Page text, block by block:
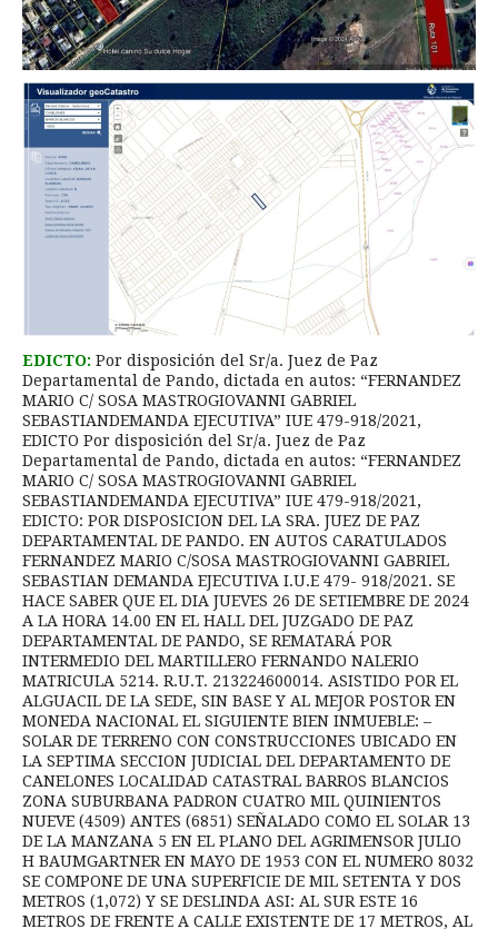
EDICTO: Por disposición del Sr/a. Juez de Paz
Departamental de Pando, dictada en autos: “FERNANDEZ
MARIO C/ SOSA MASTROGIOVANNI GABRIEL
SEBASTIANDEMANDA EJECUTIVA” IUE 479-918/2021,
EDICTO Por disposición del Sr/a. Juez de Paz
Departamental de Pando, dictada en autos: “FERNANDEZ
MARIO C/ SOSA MASTROGIOVANNI GABRIEL
SEBASTIANDEMANDA EJECUTIVA” IUE 479-918/2021,
EDICTO: POR DISPOSICION DEL LA SRA. JUEZ DE PAZ
DEPARTAMENTAL DE PANDO. EN AUTOS CARATULADOS
FERNANDEZ MARIO C/SOSA MASTROGIOVANNI GABRIEL
SEBASTIAN DEMANDA EJECUTIVA I.U.E 479- 918/2021. SE
HACE SABER QUE EL DIA JUEVES 26 DE SETIEMBRE DE 2024
A LA HORA 14.00 EN EL HALL DEL JUZGADO DE PAZ
DEPARTAMENTAL DE PANDO, SE REMATARÁ POR
INTERMEDIO DEL MARTILLERO FERNANDO NALERIO
MATRICULA 5214. R.U.T. 213224600014. ASISTIDO POR EL
ALGUACIL DE LA SEDE, SIN BASE Y AL MEJOR POSTOR EN
MONEDA NACIONAL EL SIGUIENTE BIEN INMUEBLE: –
SOLAR DE TERRENO CON CONSTRUCCIONES UBICADO EN
LA SEPTIMA SECCION JUDICIAL DEL DEPARTAMENTO DE
CANELONES LOCALIDAD CATASTRAL BARROS BLANCIOS
ZONA SUBURBANA PADRON CUATRO MIL QUINIENTOS
NUEVE (4509) ANTES (6851) SEÑALADO COMO EL SOLAR 13
DE LA MANZANA 5 EN EL PLANO DEL AGRIMENSOR JULIO
H BAUMGARTNER EN MAYO DE 1953 CON EL NUMERO 8032
SE COMPONE DE UNA SUPERFICIE DE MIL SETENTA Y DOS
METROS (1,072) Y SE DESLINDA ASI: AL SUR ESTE 16
METROS DE FRENTE A CALLE EXISTENTE DE 17 METROS, AL